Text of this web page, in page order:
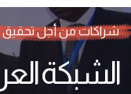
شراكات من أجل تحقيق
الشبكة